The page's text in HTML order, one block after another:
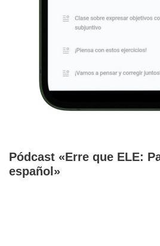
Pódcast «Erre que ELE:
español»